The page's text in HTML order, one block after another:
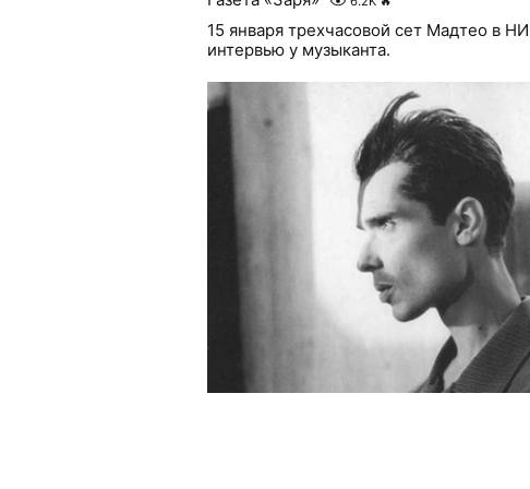
15 января трехчасовой сет Мадтео в
интервью у музыканта.